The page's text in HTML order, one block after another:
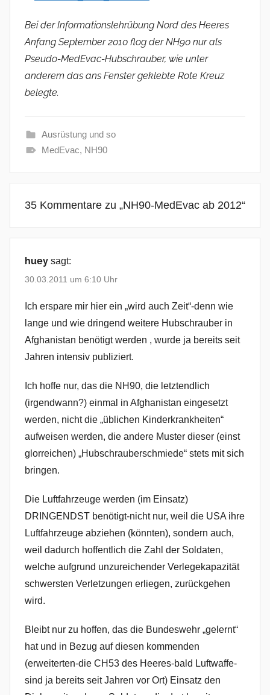
Bei der Informationslehrübung Nord des Heeres
Anfang September 2010 flog der NH90 nur als
Pseudo-MedEvac-Hubschrauber, wie unter
anderem das ans Fenster geklebte Rote Kreuz
belegte.
Ausrüstung und so
MedEvac, NH90
35 Kommentare zu „NH90-MedEvac ab 2012“
huey sagt:
30.03.2011 um 6:10 Uhr
Ich erspare mir hier ein „wird auch Zeit“-denn wie
lange und wie dringend weitere Hubschrauber in
Afghanistan benötigt werden , wurde ja bereits seit
Jahren intensiv publiziert.
Ich hoffe nur, das die NH90, die letztendlich
(irgendwann?) einmal in Afghanistan eingesetzt
werden, nicht die „üblichen Kinderkrankheiten“
aufweisen werden, die andere Muster dieser (einst
glorreichen) „Hubschrauberschmiede“ stets mit sich
bringen.
Die Luftfahrzeuge werden (im Einsatz)
DRINGENDST benötigt-nicht nur, weil die USA ihre
Luftfahrzeuge abziehen (könnten), sondern auch,
weil dadurch hoffentlich die Zahl der Soldaten,
welche aufgrund unzureichender Verlegekapazität
schwersten Verletzungen erliegen, zurückgehen
wird.
Bleibt nur zu hoffen, das die Bundeswehr „gelernt“
hat und in Bezug auf diesen kommenden
(erweiterten-die CH53 des Heeres-bald Luftwaffe-
sind ja bereits seit Jahren vor Ort) Einsatz den